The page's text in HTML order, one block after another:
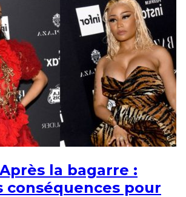
la bagarre :
conséquences pour